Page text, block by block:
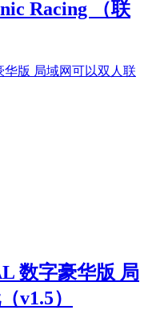
Racing （联
数字豪华版 局
v1.5）